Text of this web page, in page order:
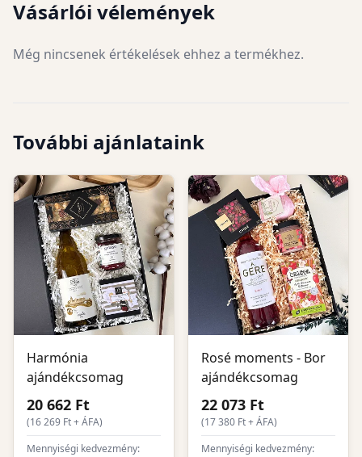
Vásárlói vélemények
Még nincsenek értékelések ehhez a termékhez.
További ajánlataink
Harmónia
ajándékcsomag
20 662 Ft
(16 269 Ft + ÁFA)
Mennyiségi kedvezmény:
Rosé moments - Bor
ajándékcsomag
22 073 Ft
(17 380 Ft + ÁFA)
Mennyiségi kedvezmény: